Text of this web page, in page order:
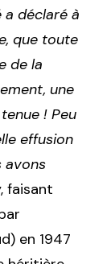
a déclaré à
que toute
de la
une
! Peu
effusion
avons
faisant
en 1947